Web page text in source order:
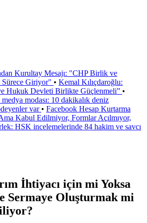
Kurultay Mesajı: "CHP Birlik ve
Sürece Giriyor" • Kemal Kılıçdaroğlu:
Hukuk Devleti Birlikte Güçlenmeli” •
modası: 10 dakikalık deniz
var • Facebook Hesap Kurtarma
Kabul Edilmiyor, Formlar Açılmıyor,
HSK incelemelerinde 84 hakim ve savcı
İhtiyacı için mi Yoksa
Sermaye Oluşturmak mi